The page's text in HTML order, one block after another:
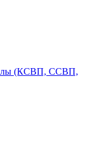
(КСВП, ССВП,